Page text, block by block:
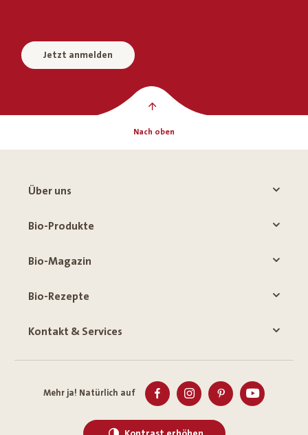
Jetzt anmelden
Nach oben
Über uns
Bio-Produkte
Bio-Magazin
Bio-Rezepte
Kontakt & Services
Mehr ja! Natürlich auf